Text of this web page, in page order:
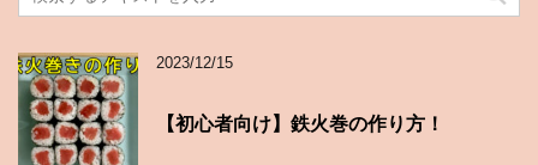
2023/12/15
【初心者向け】鉄火巻の作り方！